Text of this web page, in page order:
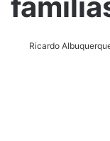
Ricardo